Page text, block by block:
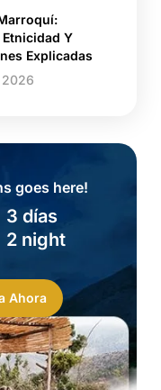
Y
Explicadas
goes here!
3 días
2 night
Ahora